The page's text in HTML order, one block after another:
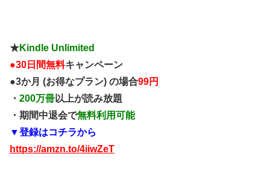
★Kindle Unlimited
●30日間無料キャンペーン
●3か月 (お得なプラン) の場合99円
・ 200万冊以上が読み放題
・期間中退会で無料利用可能
▼登録はコチラから
https://amzn.to/4iiwZeT